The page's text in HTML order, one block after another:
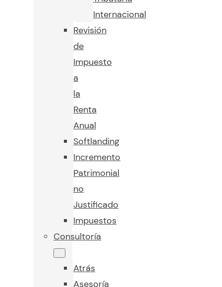
Internacional
Revisión
de
Impuesto
a
la
Renta
Anual
Softlanding
Incremento
Patrimonial
no
Justificado
Impuestos
Consultoría
Atrás
Asesoría